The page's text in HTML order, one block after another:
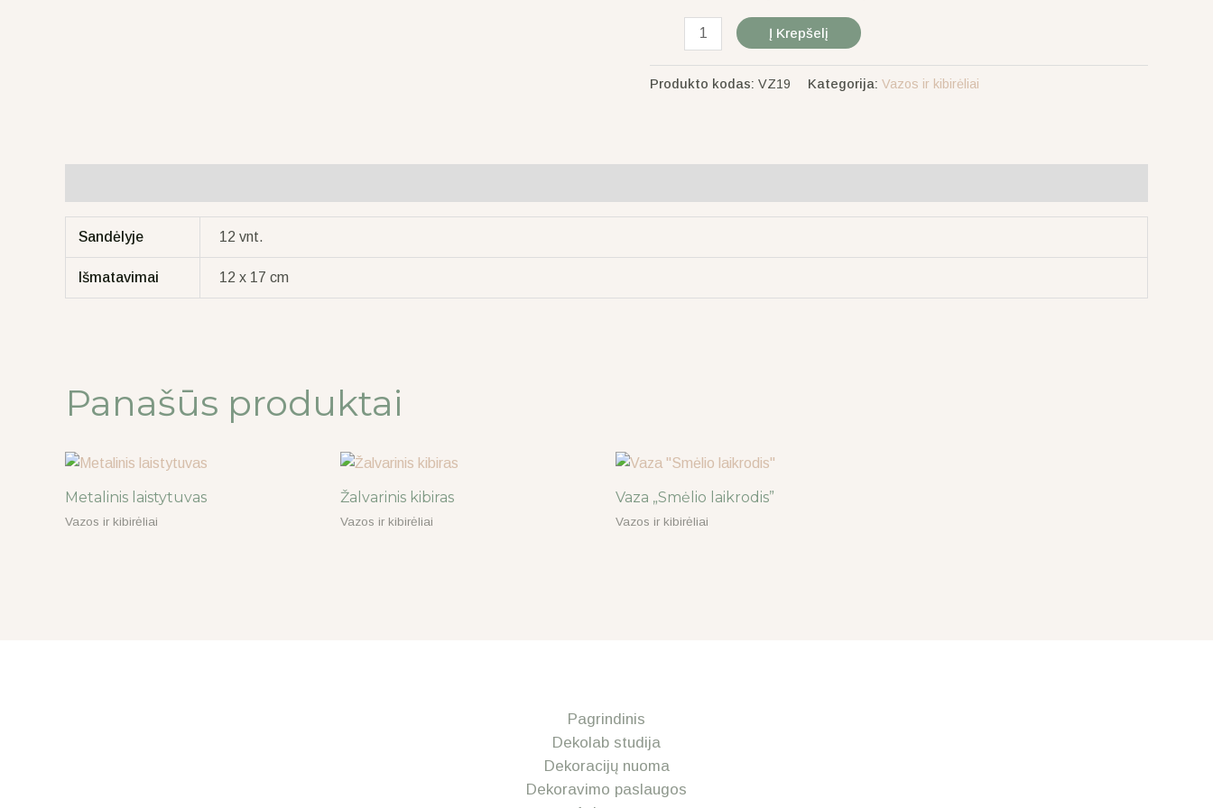
Į Krepšelį
Produkto kodas: VZ19 Kategorija: Vazos ir kibirėliai
Sandėlyje 12 vnt.
Išmatavimai 12 x 17 cm
Panašūs produktai
Metalinis laistytuvas
Vazos ir kibirėliai
Žalvarinis kibiras
Vazos ir kibirėliai
Vaza „Smėlio laikrodis”
Vazos ir kibirėliai
Pagrindinis
Dekolab studija
Dekoracijų nuoma
Dekoravimo paslaugos